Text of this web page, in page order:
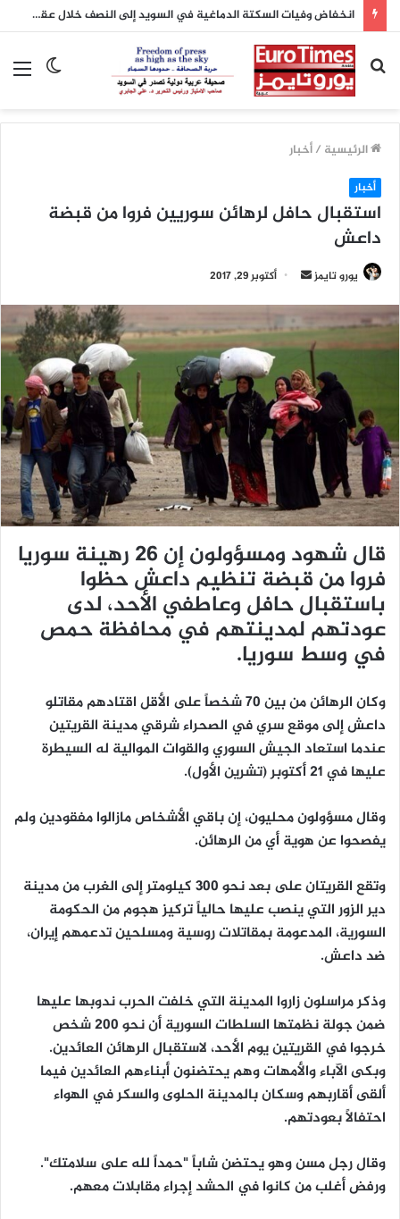
انخفاض وفيات السكتة الدماغية في السويد إلى النصف خلال عقدين بفضل تطور العلاج
الوضع
بحث
عن
الرئيسية /أخبار
أخبار
استقبال حافل لرهائن سوريين فروا من قبضة
داعش
يورو تايمز
س
ل
ر
ي
د
ك
ر
و
ا
أكتوبر 29, 2017
قال شهود ومسؤولون إن 26 رهينة سوريا
فروا من قبضة تنظيم داعش حظوا
باستقبال حافل وعاطفي الأحد، لدى
عودتهم لمدينتهم في محافظة حمص
في وسط سوريا.
وكان الرهائن من بين 70 شخصاً على الأقل اقتادهم مقاتلو
داعش إلى موقع سري في الصحراء شرقي مدينة القريتين
عندما استعاد الجيش السوري والقوات الموالية له السيطرة
عليها في 21 أكتوبر (تشرين الأول).
وقال مسؤولون محليون، إن باقي الأشخاص مازالوا مفقودين ولم
يفصحوا عن هوية أي من الرهائن.
وتقع القريتان على بعد نحو 300 كيلومتر إلى الغرب من مدينة
دير الزور التي ينصب عليها حالياً تركيز هجوم من الحكومة
السورية، المدعومة بمقاتلات روسية ومسلحين تدعمهم إيران،
ضد داعش.
وذكر مراسلون زاروا المدينة التي خلفت الحرب ندوبها عليها
ضمن جولة نظمتها السلطات السورية أن نحو 200 شخص
خرجوا في القريتين يوم الأحد، لاستقبال الرهائن العائدين.
وبكى الآباء والأمهات وهم يحتضنون أبناءهم العائدين فيما
ألقى أقاربهم وسكان بالمدينة الحلوى والسكر في الهواء
احتفالاً بعودتهم.
وقال رجل مسن وهو يحتضن شاباً "حمداً لله على سلامتك".
ورفض أغلب من كانوا في الحشد إجراء مقابلات معهم.